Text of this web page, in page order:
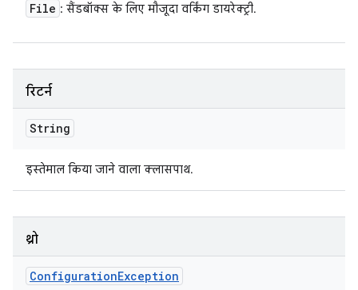
File : सैंडबॉक्स के लिए मौजूदा वर्किंग डायरेक्ट्री.
रिटर्न
String
इस्तेमाल किया जाने वाला क्लासपाथ.
थ्रो
ConfigurationException